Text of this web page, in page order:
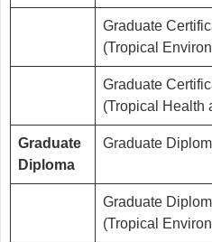
Graduate
(Tropical
Graduate
(Tropical Health
Graduate
Diploma
Graduate
Graduate
(Tropical